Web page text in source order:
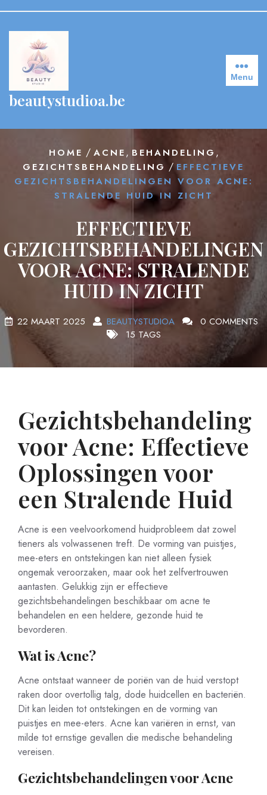
content
beautystudioa.be
Menu
HOME / ACNE, BEHANDELING ,
GEZICHTSBEHANDELING / EFFECTIEVE
GEZICHTSBEHANDELINGEN VOOR ACNE:
STRALENDE HUID IN ZICHT
EFFECTIEVE
GEZICHTSBEHANDELINGEN
VOOR ACNE: STRALENDE
HUID IN ZICHT
22 MAART 2025 BEAUTYSTUDIOA
0 COMMENTS
15 TAGS
Gezichtsbehandeling
voor Acne: Effectieve
Oplossingen voor
een Stralende Huid
Acne is een veelvoorkomend huidprobleem dat zowel
tieners als volwassenen treft. De vorming van puistjes,
mee-eters en ontstekingen kan niet alleen fysiek
ongemak veroorzaken, maar ook het zelfvertrouwen
aantasten. Gelukkig zijn er effectieve
gezichtsbehandelingen beschikbaar om acne te
behandelen en een heldere, gezonde huid te
bevorderen.
Wat is Acne?
Acne ontstaat wanneer de poriën van de huid verstopt
raken door overtollig talg, dode huidcellen en bacteriën.
Dit kan leiden tot ontstekingen en de vorming van
puistjes en mee-eters. Acne kan variëren in ernst, van
milde tot ernstige gevallen die medische behandeling
vereisen.
Gezichtsbehandelingen voor Acne